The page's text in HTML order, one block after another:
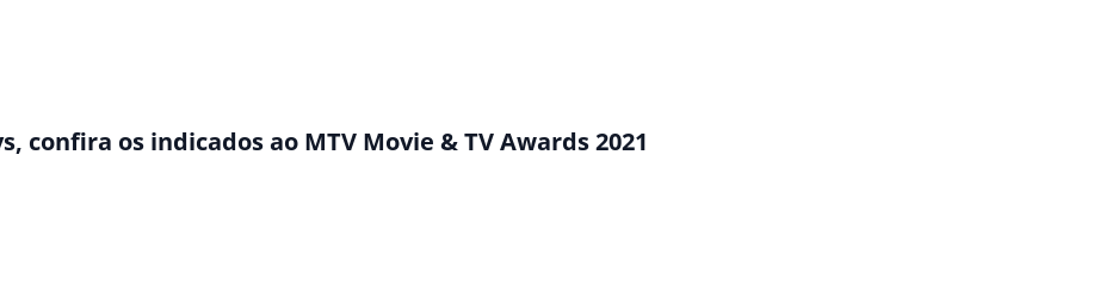
confira os indicados ao MTV Movie & TV Awards 2021